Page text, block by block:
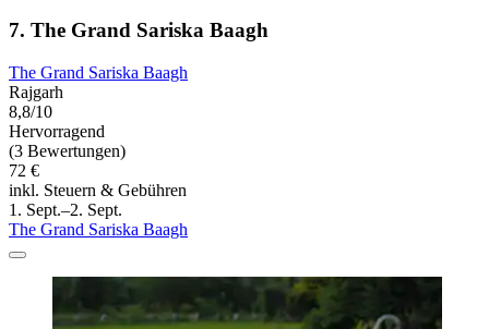
7. The Grand Sariska Baagh
The Grand Sariska Baagh
Rajgarh
8,8/10
Hervorragend
(3 Bewertungen)
72 €
inkl. Steuern & Gebühren
1. Sept.–2. Sept.
The Grand Sariska Baagh